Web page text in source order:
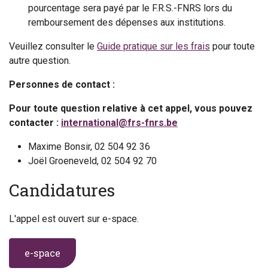
pourcentage sera payé par le F.R.S.-FNRS lors du
remboursement des dépenses aux institutions.
Veuillez consulter le Guide pratique sur les frais pour toute
autre question.
Personnes de contact :
Pour toute question relative à cet appel, vous pouvez
contacter : international@frs-fnrs.be
Maxime Bonsir, 02 504 92 36
Joël Groeneveld, 02 504 92 70
Candidatures
L'appel est ouvert sur e-space.
e-space